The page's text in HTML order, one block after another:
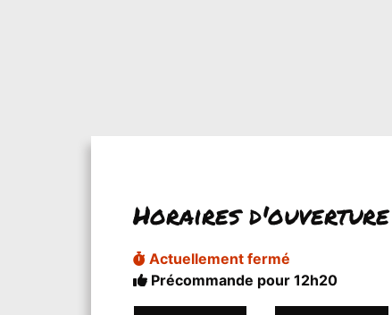
Horaires d'ouverture
Actuellement fermé
Précommande pour 12h20